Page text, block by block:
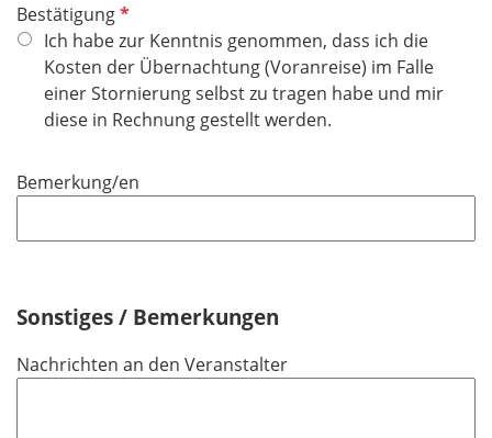
t
f
e
l
d
BestätigungP
l
i
c
t
f
Ich habe zur Kenntnis genommen, dass ich die
Kosten der Übernachtung (Voranreise) im Falle
einer Stornierung selbst zu tragen habe und mir
diese in Rechnung gestellt werden.
Bemerkung/en
Sonstiges / Bemerkungen
Nachrichten an den Veranstalter